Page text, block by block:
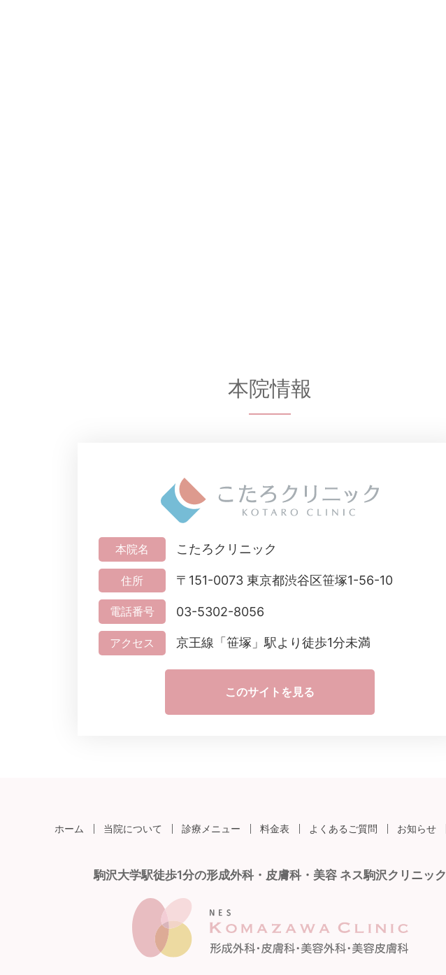
本院情報
本院名 こたろクリニック
住所 〒151-0073 東京都渋谷区笹塚1-56-10
電話番号 03-5302-8056
アクセス 京王線「笹塚」駅より徒歩1分未満
このサイトを見る
ホーム 当院について 診療メニュー 料金表 よくあるご質問 お知らせ
駒沢大学駅徒歩1分の形成外科・皮膚科・美容 ネス駒沢クリニック